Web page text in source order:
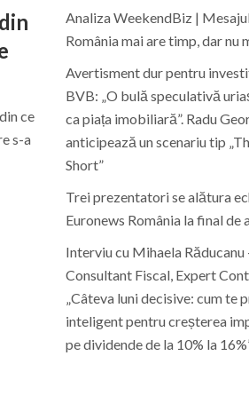
ce
s-a
Analiza WeekendBiz |
România mai are timp, dar nu
Avertisment dur pentru
BVB: „O bulă speculativă
ca piața imobiliară”. Radu
anticipează un scenariu tip
Short”
Trei prezentatori se alătura
Euronews România la final de
Interviu cu Mihaela Răducanu
Consultant Fiscal, Expert
„Câteva luni decisive: cum te
inteligent pentru creșterea
pe dividende de la 10% la